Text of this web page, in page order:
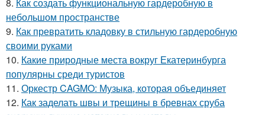
небольшом пространстве
9. Как превратить кладовку в стильную гардеробную
своими руками
10. Какие природные места вокруг Екатеринбурга
популярны среди туристов
11. Оркестр CAGMO: Музыка, которая объединяет
12. Как заделать швы и трещины в бревнах сруба